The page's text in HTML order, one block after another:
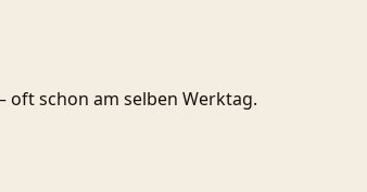
schon am selben Werktag.